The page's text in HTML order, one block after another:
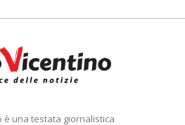
è una testata giornalistica